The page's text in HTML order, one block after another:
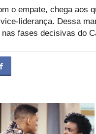
o empate, chega aos
liderança. Dessa
fases decisivas do